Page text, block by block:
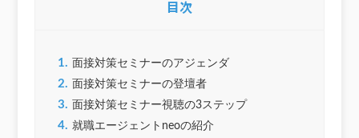
目次
1. 面接対策セミナーのアジェンダ
2. 面接対策セミナーの登壇者
3. 面接対策セミナー視聴の3ステップ
4. 就職エージェントneoの紹介